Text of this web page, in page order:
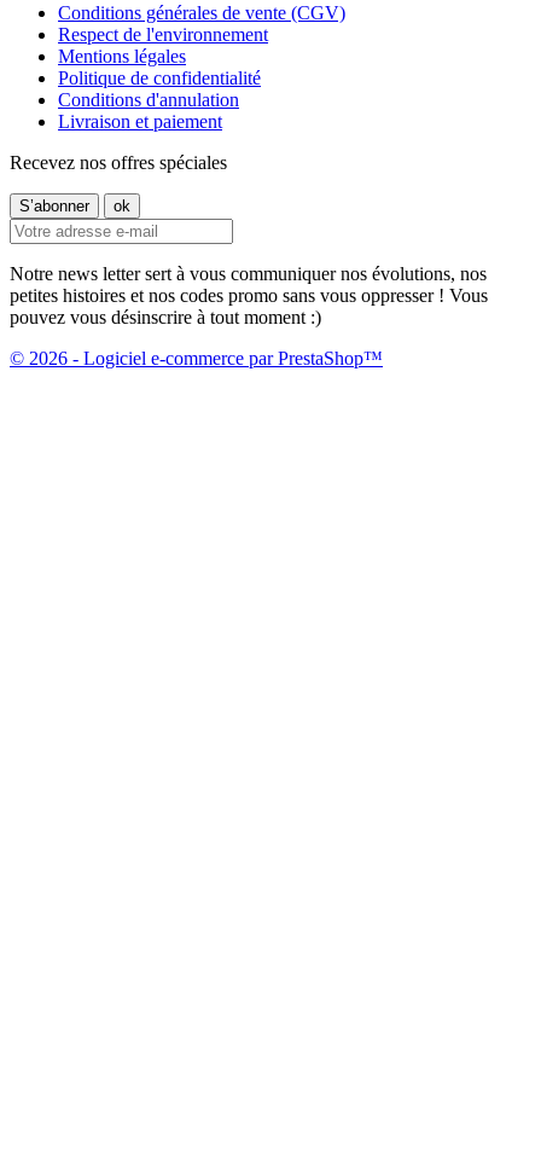
Conditions générales de vente (CGV)
Respect de l'environnement
Mentions légales
Politique de confidentialité
Conditions d'annulation
Livraison et paiement
Recevez nos offres spéciales
Notre news letter sert à vous communiquer nos évolutions, nos
petites histoires et nos codes promo sans vous oppresser ! Vous
pouvez vous désinscrire à tout moment :)
© 2026 - Logiciel e-commerce par PrestaShop™